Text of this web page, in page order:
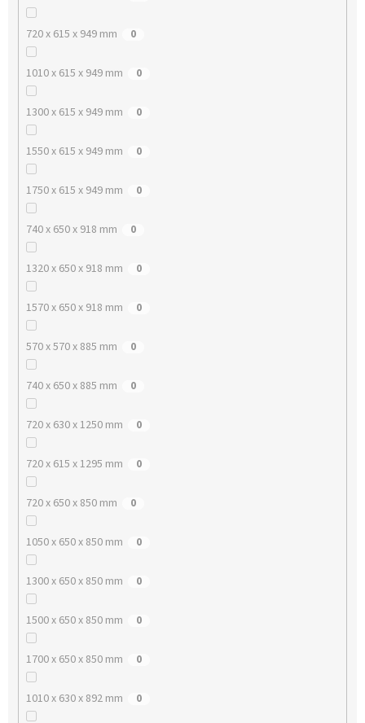
720 x 615 x 949 mm 0
1010 x 615 x 949 mm 0
1300 x 615 x 949 mm 0
1550 x 615 x 949 mm 0
1750 x 615 x 949 mm 0
740 x 650 x 918 mm 0
1320 x 650 x 918 mm 0
1570 x 650 x 918 mm 0
570 x 570 x 885 mm 0
740 x 650 x 885 mm 0
720 x 630 x 1250 mm 0
720 x 615 x 1295 mm 0
720 x 650 x 850 mm 0
1050 x 650 x 850 mm 0
1300 x 650 x 850 mm 0
1500 x 650 x 850 mm 0
1700 x 650 x 850 mm 0
1010 x 630 x 892 mm 0